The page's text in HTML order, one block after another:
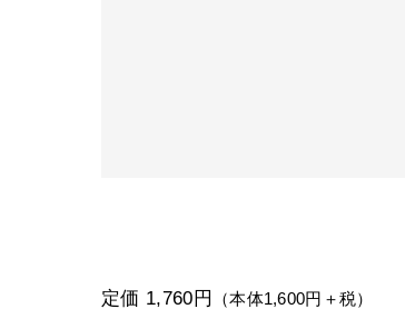
定価 1,760円 （本体1,600円＋税）